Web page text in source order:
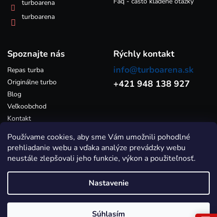
Používame cookies, aby sme Vám umožnili pohodlné
prehliadanie webu a vďaka analýze prevádzky webu
neustále zlepšovali jeho funkcie, výkon a použiteľnosť.
Nastavenie
Súhlasím
turboarena
turboarena
Spoznajte nás
Repas turba
Originálne turbo
Blog
Veľkoobchod
Kontakt
Rýchly kontakt
info@turboarena.sk
+421 948 138 927
Turboarena.sk - Predaj originálnych a repasovaných